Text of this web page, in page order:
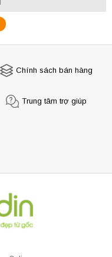
Chính sách bán hàng
Trung tâm trợ giúp